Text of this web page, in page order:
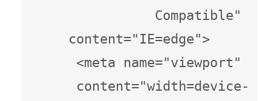
Compatible"
content="IE=edge">
<meta name="viewport"
content="width=device-